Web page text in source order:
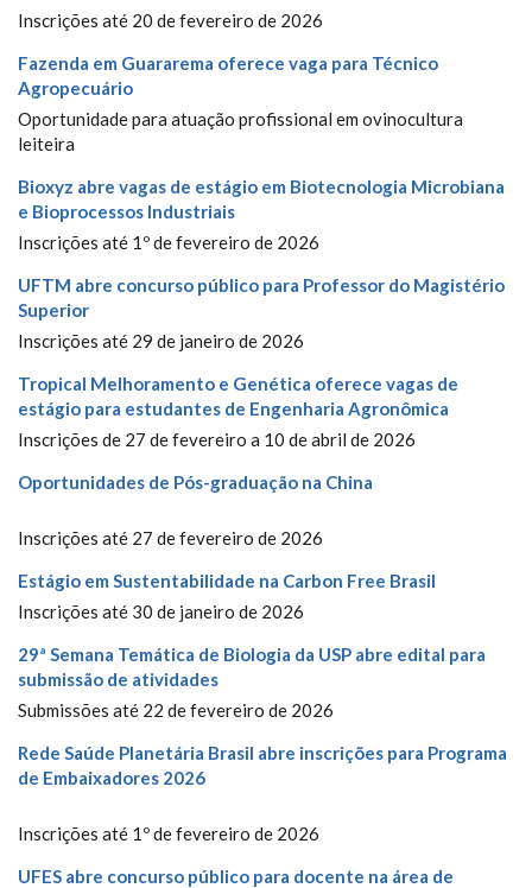
Inscrições até 20 de fevereiro de 2026
Fazenda em Guararema oferece vaga para Técnico
Agropecuário
Oportunidade para atuação profissional em ovinocultura
leiteira
Bioxyz abre vagas de estágio em Biotecnologia Microbiana
e Bioprocessos Industriais
Inscrições até 1º de fevereiro de 2026
UFTM abre concurso público para Professor do Magistério
Superior
Inscrições até 29 de janeiro de 2026
Tropical Melhoramento e Genética oferece vagas de
estágio para estudantes de Engenharia Agronômica
Inscrições de 27 de fevereiro a 10 de abril de 2026
Oportunidades de Pós-graduação na China
Inscrições até 27 de fevereiro de 2026
Estágio em Sustentabilidade na Carbon Free Brasil
Inscrições até 30 de janeiro de 2026
29ª Semana Temática de Biologia da USP abre edital para
submissão de atividades
Submissões até 22 de fevereiro de 2026
Rede Saúde Planetária Brasil abre inscrições para Programa
de Embaixadores 2026
Inscrições até 1º de fevereiro de 2026
UFES abre concurso público para docente na área de